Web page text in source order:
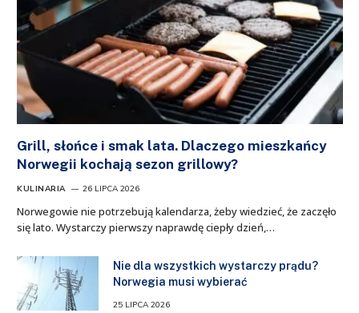
Grill, słońce i smak lata. Dlaczego mieszkańcy
Norwegii kochają sezon grillowy?
KULINARIA 26 LIPCA 2026
Norwegowie nie potrzebują kalendarza, żeby wiedzieć, że zaczęło
się lato. Wystarczy pierwszy naprawdę ciepły dzień,…
Nie dla wszystkich wystarczy prądu?
Norwegia musi wybierać
25 LIPCA 2026